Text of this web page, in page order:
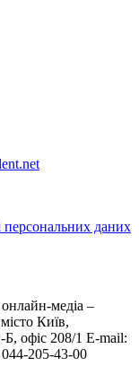
персональних даних
медіа –
Київ,
офіс 208/1 E-mail:
205-43-00